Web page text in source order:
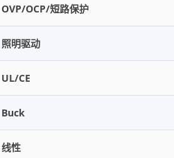
OVP/OCP/短路保护
照明驱动
UL/CE
Buck
线性